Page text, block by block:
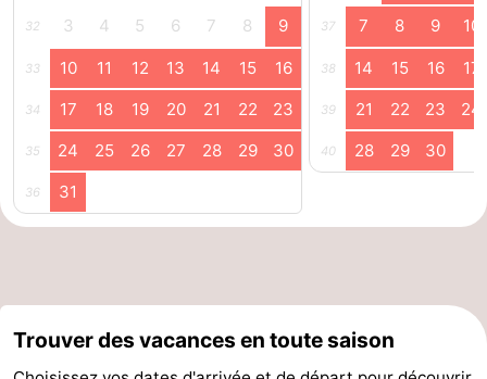
Manèges
Terrains
de
Peche
Sportive
Equitation
Conduite
de
Boire
Forum
32 3 4 5 6 7 8 9
33 10 11 12 13 14 15 16
34 17 18 19 20 21 22 23
35 24 25 26 27 28 29 30
36 31
37 7 8 9 10
38 14 15 16 17
39 21 22 23 24
40 28 29 30
Trouver des vacances en toute saison